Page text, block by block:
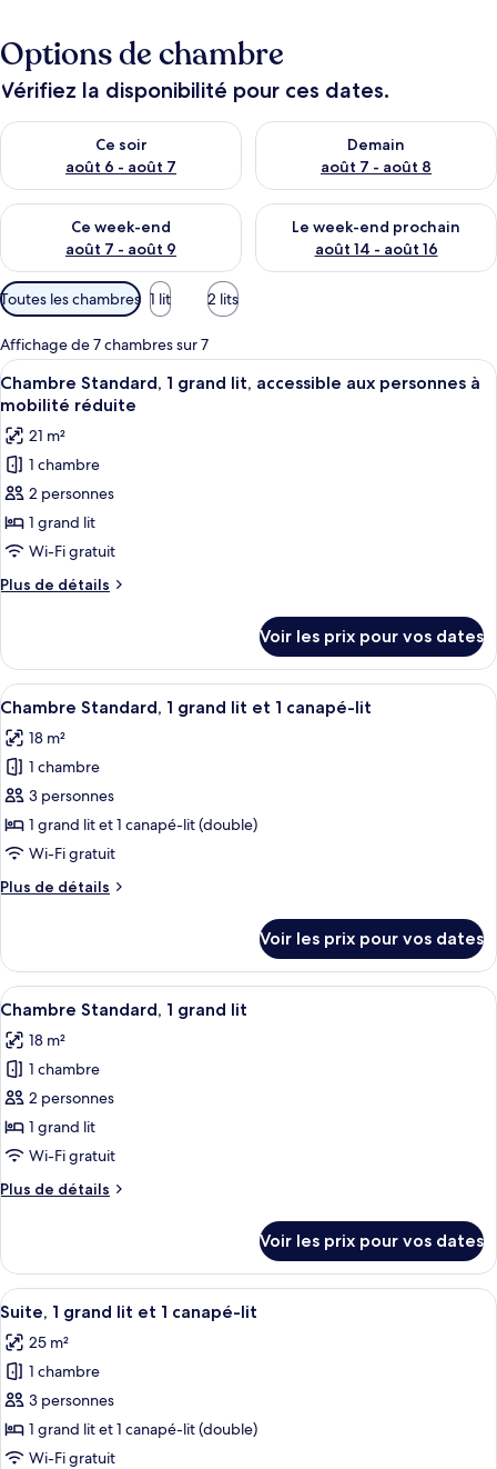
Options de chambre
Vérifiez la disponibilité pour ces dates.
Ce soir
août 6 - août 7
Vérifier la disponibilité pour ce soir août 6 - août 7
Demain
août 7 - août 8
Vérifier la disponibilité pour
Ce week-end
août 7 - août 9
Vérifier la disponibilité pour ce week-end août 7 - août 9
Le week-end prochain
août 14 - août 16
Vérifier la disponibilité pour
Filtres
disponibles
pour
les
chambres
Toutes les chambres 1 lit 2 lits
Affichage de 7 chambres sur 7
Afficher
toutes
les
photos
pour
ce
type
de
chambre :
Chambre
1
grand
lit,
accessible
aux
personnes
à
mobilité
réduite
Une salle de bain moderne équipée
8
Chambre Standard, 1 grand lit, accessible aux personnes à
mobilité réduite
21 m²
1 chambre
2 personnes
1 grand lit
Wi-Fi gratuit
Plus de détails
Plus
le
type
de
Chambre
Standard,
grand
lit,
accessible
aux
personnes
Voir les prix pour vos dates
Afficher
toutes
les
photos
pour
ce
type
chambre :
grand
lit
et
canapé-
lit
Une chambre d’hôtel moderne
15
Chambre Standard, 1 grand lit et 1 canapé-lit
18 m²
1 chambre
3 personnes
1 grand lit et 1 canapé-lit (double)
Wi-Fi gratuit
Plus de détails
Plus
le
type
de
Chambre
Standard,
grand
lit
et
canapé-
Voir les prix pour vos dates
Afficher
toutes
les
photos
pour
ce
type
chambre :
grand
lit
Une chambre d’hôtel moderne
14
Chambre Standard, 1 grand lit
18 m²
1 chambre
2 personnes
1 grand lit
Wi-Fi gratuit
Plus de détails
Plus
le
type
de
Chambre
Standard,
grand
lit
Voir les prix pour vos dates
Afficher
toutes
les
photos
pour
ce
type
Une chambre d’hôtel moderne,
24
Suite, 1 grand lit et 1 canapé-lit
25 m²
1 chambre
3 personnes
1 grand lit et 1 canapé-lit (double)
Wi-Fi gratuit